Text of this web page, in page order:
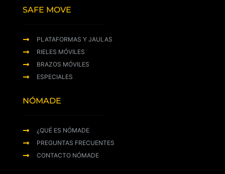
SAFE MOVE
PLATAFORMAS Y JAULAS
RIELES MÓVILES
BRAZOS MÓVILES
ESPECIALES
NÓMADE
¿QUÉ ES NÓMADE
PREGUNTAS FRECUENTES
CONTACTO NÓMADE